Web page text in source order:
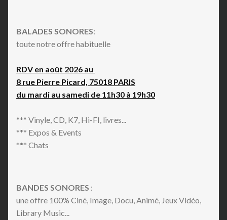
BALADES SONORES:
toute notre offre habituelle
RDV en août 2026 au
8 rue Pierre Picard, 75018 PARIS
du mardi au samedi de 11h30 à 19h30
*** Vinyle, CD, K7, Hi-FI, livres...
*** Expos & Events
*** Chats
BANDES SONORES :
une offre 100% Ciné, Image, Docu, Animé, Jeux Vidéo,
Library Music...